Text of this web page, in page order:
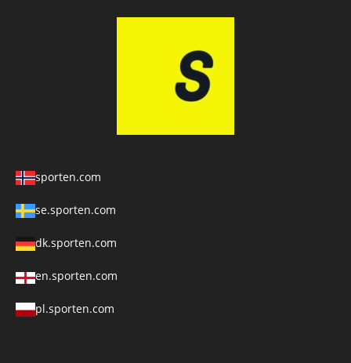
sporten.com
se.sporten.com
dk.sporten.com
en.sporten.com
pl.sporten.com